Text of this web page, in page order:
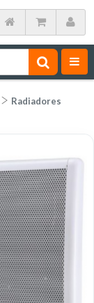
Radiadores